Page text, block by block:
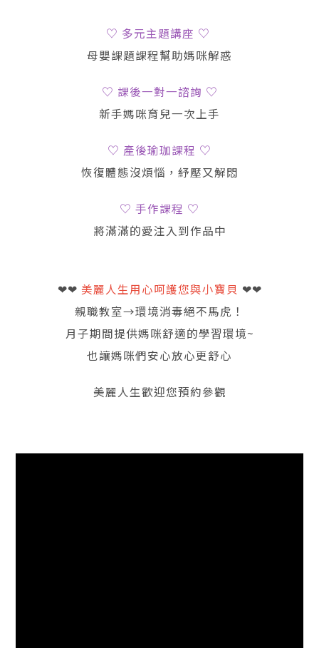
♡ 多元主題講座 ♡
母嬰課題課程幫助媽咪解惑
♡ 課後一對一諮詢 ♡
新手媽咪育兒一次上手
♡ 產後瑜珈課程 ♡
恢復體態沒煩惱，紓壓又解悶
♡ 手作課程 ♡
將滿滿的愛注入到作品中
❤❤ 美麗人生用心呵護您與小寶貝 ❤❤
親職教室→環境消毒絕不馬虎！
月子期間提供媽咪舒適的學習環境~
也讓媽咪們安心放心更舒心
美麗人生歡迎您預約參觀